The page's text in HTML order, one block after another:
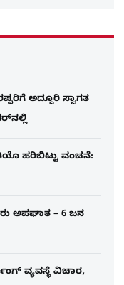
ಅದ್ದೂರಿ ಸ್ವಾಗತ
ಹರಿಬಿಟ್ಟು ವಂಚನೆ:
ಅಪಘಾತ – 6 ಜನ
ವ್ಯವಸ್ಥೆ ವಿಚಾರ,